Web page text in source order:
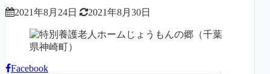
2021年8月24日 2021年8月30日
Facebook